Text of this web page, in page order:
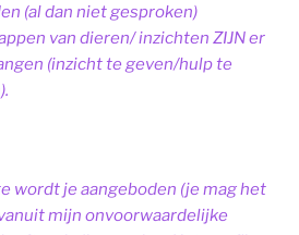
(al dan niet gesproken)
van dieren/ inzichten ZIJN er
(inzicht te geven/hulp te
wordt je aangeboden (je mag het
mijn onvoorwaardelijke